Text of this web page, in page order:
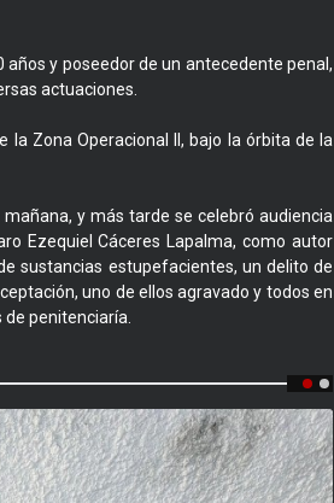
y poseedor de un antecedente penal,
actuaciones.
la Zona Operacional II, bajo la órbita de la
y más tarde se celebró audiencia
Ezequiel Cáceres Lapalma, como autor
sustancias estupefacientes, un delito de
uno de ellos agravado y todos en
de penitenciaría.